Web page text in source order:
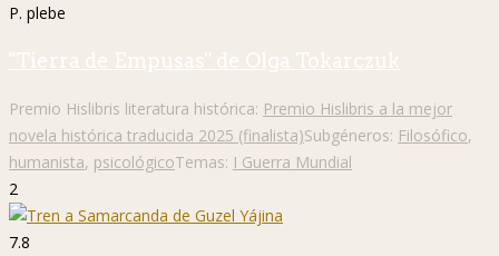
P. plebe
"Tierra de Empusas" de Olga Tokarczuk
Premio Hislibris literatura histórica: Premio Hislibris a la mejor
novela histórica traducida 2025 (finalista)Subgéneros: Filosófico,
humanista, psicológicoTemas: I Guerra Mundial
2
7.8